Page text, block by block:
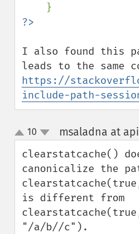
I also found this
https://
include-path-
up
down
10 msaladna at
clearstatcache()
canonicalize the
is different from
"/a/b//c").